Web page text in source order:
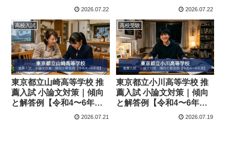
年で見てきた合格を遠ざ
2026.07.22 2026.07.22
高校入試
東京都立山崎高等学校 推
薦入試 小論文対策｜傾向
と解答例【令和4〜6年
2026.07.21
高校受験
東京都立小川高等学校 推
薦入試 小論文対策｜傾向
と解答例【令和4〜6年
2026.07.19